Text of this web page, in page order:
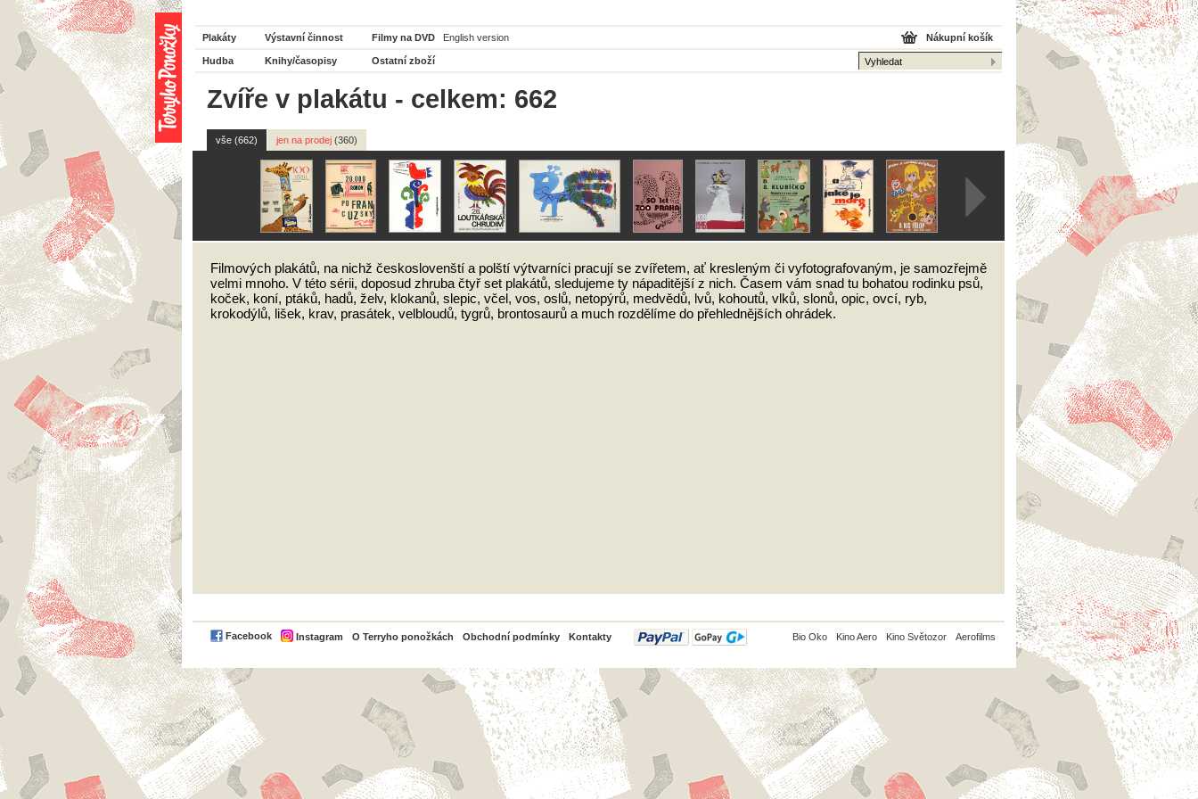
Plakáty Výstavní činnost Filmy na DVD English version
Hudba Knihy/časopisy Ostatní zboží
Nákupní košík
Zvíře v plakátu - celkem: 662
vše (662) jen na prodej (360)
Filmových plakátů, na nichž českoslovenští a polští výtvarníci pracují se zvířetem, ať kresleným či vyfotografovaným, je samozřejmě
velmi mnoho. V této sérii, doposud zhruba čtyř set plakátů, sledujeme ty nápaditější z nich. Časem vám snad tu bohatou rodinku psů,
koček, koní, ptáků, hadů, želv, klokanů, slepic, včel, vos, oslů, netopýrů, medvědů, lvů, kohoutů, vlků, slonů, opic, ovcí, ryb,
krokodýlů, lišek, krav, prasátek, velbloudů, tygrů, brontosaurů a much rozdělíme do přehlednějších ohrádek.
Facebook Instagram O Terryho ponožkách Obchodní podmínky Kontakty
PayPal Bio Oko Kino Aero Kino Světozor Aerofilms